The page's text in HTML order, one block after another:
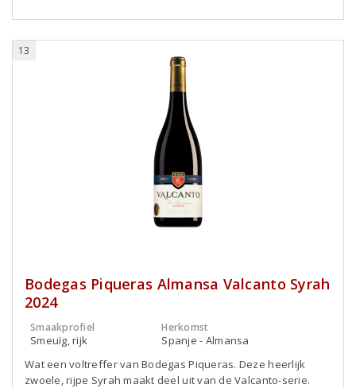
13
Bodegas Piqueras Almansa Valcanto Syrah
2024
Smaakprofiel
Smeuïg, rijk
Herkomst
Spanje - Almansa
Wat een voltreffer van Bodegas Piqueras. Deze heerlijk
zwoele, rijpe Syrah maakt deel uit van de Valcanto-serie.